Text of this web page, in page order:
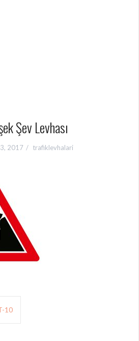
Şev Levhası
2017 trafiklevhalari
10